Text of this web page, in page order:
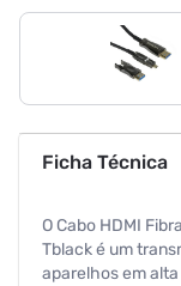
Ficha Técnica
O Cabo HDMI
Tblack é um
aparelhos em alta